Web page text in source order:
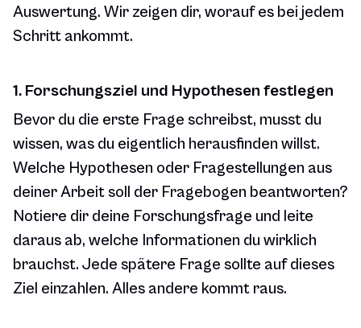
Auswertung. Wir zeigen dir, worauf es bei jedem
Schritt ankommt.
1. Forschungsziel und Hypothesen festlegen
Bevor du die erste Frage schreibst, musst du
wissen, was du eigentlich herausfinden willst.
Welche Hypothesen oder Fragestellungen aus
deiner Arbeit soll der Fragebogen beantworten?
Notiere dir deine Forschungsfrage und leite
daraus ab, welche Informationen du wirklich
brauchst. Jede spätere Frage sollte auf dieses
Ziel einzahlen. Alles andere kommt raus.